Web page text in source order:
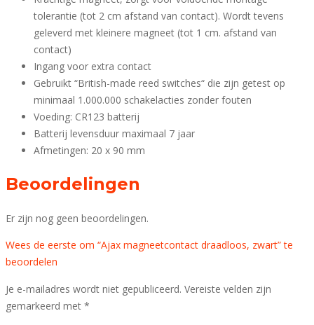
tolerantie (tot 2 cm afstand van contact). Wordt tevens
geleverd met kleinere magneet (tot 1 cm. afstand van
contact)
Ingang voor extra contact
Gebruikt “British-made reed switches“ die zijn getest op
minimaal 1.000.000 schakelacties zonder fouten
Voeding: CR123 batterij
Batterij levensduur maximaal 7 jaar
Afmetingen: 20 x 90 mm
Beoordelingen
Er zijn nog geen beoordelingen.
Wees de eerste om “Ajax magneetcontact draadloos, zwart” te
beoordelen
Je e-mailadres wordt niet gepubliceerd. Vereiste velden zijn
gemarkeerd met *